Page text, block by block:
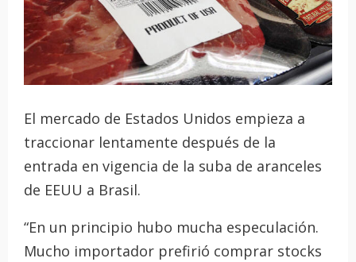
El mercado de Estados Unidos empieza a
traccionar lentamente después de la
entrada en vigencia de la suba de aranceles
de EEUU a Brasil.
“En un principio hubo mucha especulación.
Mucho importador prefirió comprar stocks